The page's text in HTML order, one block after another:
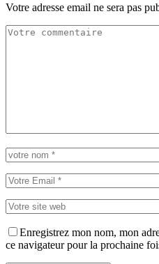
Votre adresse email ne sera pas
Enregistrez mon nom, mon
ce navigateur pour la prochaine